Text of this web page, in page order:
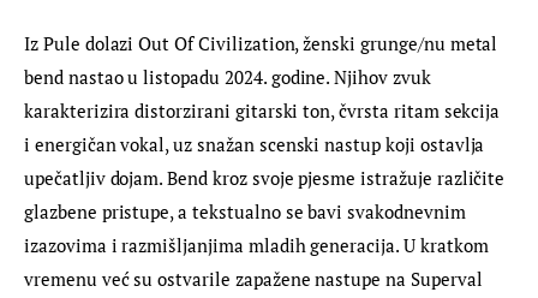
Iz Pule dolazi Out Of Civilization, ženski grunge/nu metal
bend nastao u listopadu 2024. godine. Njihov zvuk
karakterizira distorzirani gitarski ton, čvrsta ritam sekcija
i energičan vokal, uz snažan scenski nastup koji ostavlja
upečatljiv dojam. Bend kroz svoje pjesme istražuje različite
glazbene pristupe, a tekstualno se bavi svakodnevnim
izazovima i razmišljanjima mladih generacija. U kratkom
vremenu već su ostvarile zapažene nastupe na Superval